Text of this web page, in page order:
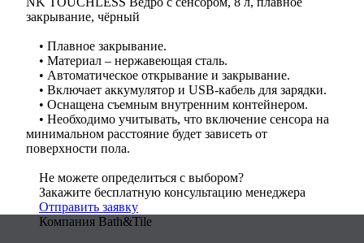
закрывание, чёрный
• Плавное закрывание.
• Материал – нержавеющая сталь.
• Автоматическое открывание и закрывание.
• Включает аккумулятор и USB-кабель для зарядки.
• Оснащена съемным внутренним контейнером.
• Необходимо учитывать, что включение сенсора на
минимальном расстояние будет зависеть от
поверхности пола.
Не можете определиться с выбором?
Закажите бесплатную консультацию менеджера
Отправить заявку
Компания Bath&Tile